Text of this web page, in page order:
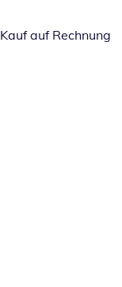
Kauf auf Rechnung